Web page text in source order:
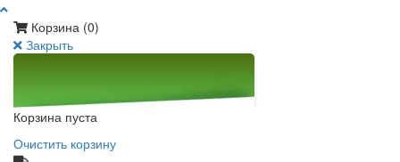
Корзина (0)
Закрыть
Корзина пуста
Очистить корзину